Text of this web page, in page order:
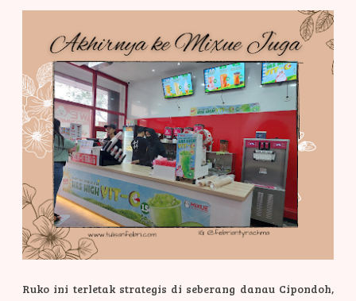
Ruko ini terletak strategis di seberang danau Cipondoh,